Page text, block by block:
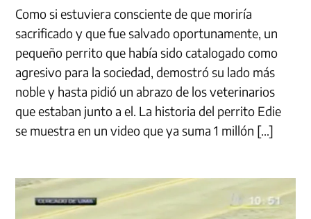
Como si estuviera consciente de que moriría
sacrificado y que fue salvado oportunamente, un
pequeño perrito que había sido catalogado como
agresivo para la sociedad, demostró su lado más
noble y hasta pidió un abrazo de los veterinarios
que estaban junto a el. La historia del perrito Edie
se muestra en un video que ya suma 1 millón […]